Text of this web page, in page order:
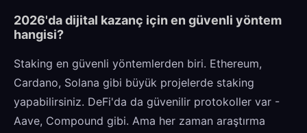
2026'da dijital kazanç için en güvenli yöntem
hangisi?
Staking en güvenli yöntemlerden biri. Ethereum,
Cardano, Solana gibi büyük projelerde staking
yapabilirsiniz. DeFi'da da güvenilir protokoller var -
Aave, Compound gibi. Ama her zaman araştırma